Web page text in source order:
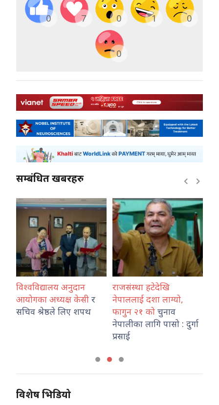
0 7 0 1 0
0
सम्बंधित खबरहरु
विश्वविद्यालय अनुदान
आयोगका अध्यक्ष केसी र
सचिव श्रेष्ठले लिए शपथ
राजसंस्था हटेदेखि
नेपाललाई दशा लाग्यो,
फागुन २१ को चुनाव
नेपालीका लागि पासो : दुर्गा
प्रसाई
विशेष भिडियो